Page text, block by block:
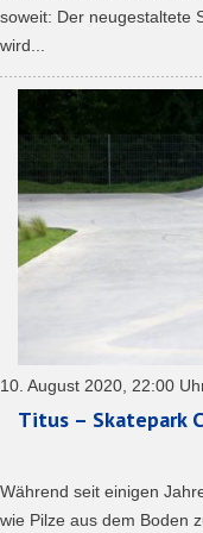
soweit: Der neugestaltete
wird...
10. August 2020, 22:00
Titus – Skatepark
Während seit einigen
wie Pilze aus dem Boden